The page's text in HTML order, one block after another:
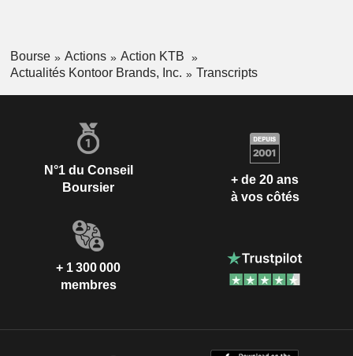
Bourse Actions
Action KTB
Actualités Kontoor Brands, Inc.
Transcripts
N°1 du Conseil
Boursier
+ de 20 ans
à vos côtés
+ 1 300 000
membres